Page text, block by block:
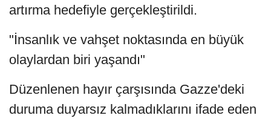
artırma hedefiyle gerçekleştirildi.
"İnsanlık ve vahşet noktasında en büyük
olaylardan biri yaşandı"
Düzenlenen hayır çarşısında Gazze'deki
duruma duyarsız kalmadıklarını ifade eden